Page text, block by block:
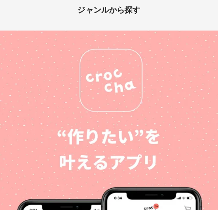
ジャンルから探す